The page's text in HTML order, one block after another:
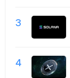
3
4